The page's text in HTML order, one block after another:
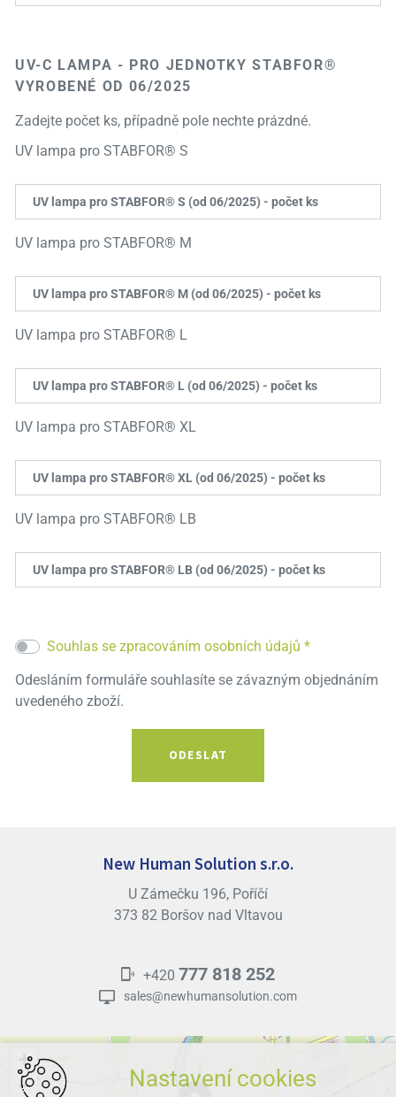
UV-C LAMPA - PRO JEDNOTKY STABFOR®
VYROBENÉ OD 06/2025
Zadejte počet ks, případně pole nechte prázdné.
UV lampa pro STABFOR® S
UV lampa pro STABFOR® S (od 06/2025) - počet ks
UV lampa pro STABFOR® M
UV lampa pro STABFOR® M (od 06/2025) - počet ks
UV lampa pro STABFOR® L
UV lampa pro STABFOR® L (od 06/2025) - počet ks
UV lampa pro STABFOR® XL
UV lampa pro STABFOR® XL (od 06/2025) - počet ks
UV lampa pro STABFOR® LB
UV lampa pro STABFOR® LB (od 06/2025) - počet ks
Souhlas se zpracováním osobních údajů *
Odesláním formuláře souhlasíte se závazným objednáním
uvedeného zboží.
New Human Solution s.r.o.
U Zámečku 196, Poříčí
373 82 Boršov nad Vltavou
+420 777 818 252
sales@newhumansolution.com
+
−
Nastavení cookies